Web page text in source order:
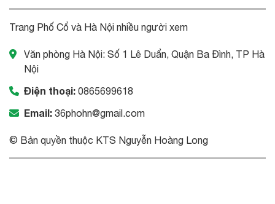
Trang Phố Cổ và Hà Nội nhiều người xem
Văn phòng Hà Nội: Số 1 Lê Duẩn, Quận Ba Đình, TP Hà
Nội
Điện thoại: 0865699618
Email: 36phohn@gmail.com
© Bản quyền thuộc KTS Nguyễn Hoàng Long